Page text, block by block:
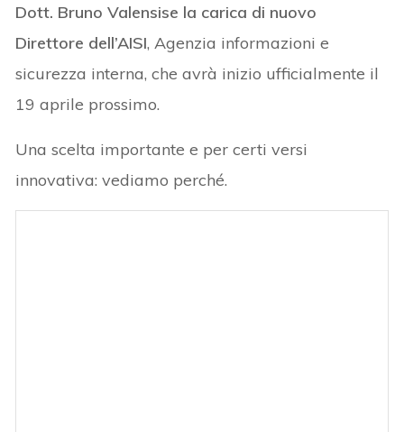
Dott. Bruno Valensise la carica di nuovo
Direttore dell’AISI, Agenzia informazioni e
sicurezza interna, che avrà inizio ufficialmente il
19 aprile prossimo.
Una scelta importante e per certi versi
innovativa: vediamo perché.